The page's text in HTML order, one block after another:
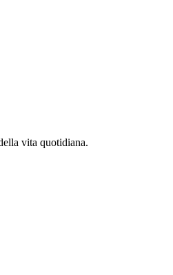
vita quotidiana.